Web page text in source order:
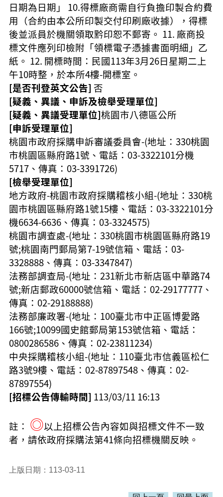
日期為日期」 10.得標廠商需自行負擔印製合約費
用（合約由本公所印製交付印刷廠收據），得標
後並派員於機關領取黔印恕不郵寄。 11. 廠商投
標文件應列印檢附「領標電子憑據書面明細」乙
紙。 12. 開標時間：民國113年3月26日星期二上
午10時整，於本所4樓-開標室。
[是否刊登英文公告] 否
[疑義、異議、申訴及檢舉受理單位]
[疑義、異議受理單位]桃園市八德區公所
[申訴受理單位]
桃園市政府採購申訴審議委員會-(地址：330桃園
市桃園區縣府路1號、電話：03-3322101分機
5717、傳真：03-3391726)
[檢舉受理單位]
地方政府-桃園市政府採購稽核小組-(地址：330桃
園市桃園區縣府路1號15樓、電話：03-3322101分
機6634-6636、傳真：03-3324575)
桃園市調查處-(地址：330桃園市桃園區縣府路19
號;桃園南門郵局第7-19號信箱、電話：03-
3328888、傳真：03-3347847)
法務部調查局-(地址：231新北市新店區中華路74
號;新店郵政60000號信箱、電話：02-29177777、
傳真：02-29188888)
法務部廉政署-(地址：100臺北市中正區博愛路
166號;10099國史館郵局第153號信箱、電話：
0800286586、傳真：02-23811234)
中央採購稽核小組-(地址：110臺北市信義區松仁
路3號9樓、電話：02-87897548、傳真：02-
87897554)
[招標公告傳輸時間] 113/03/11 16:13
註： ◎以上招標公告內容如與招標文件不一致
者，請依政府採購法第41條向招標機關反映。
上版日期：113-03-11